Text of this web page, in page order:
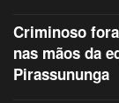
Criminoso
nas mãos da
Pirassununga